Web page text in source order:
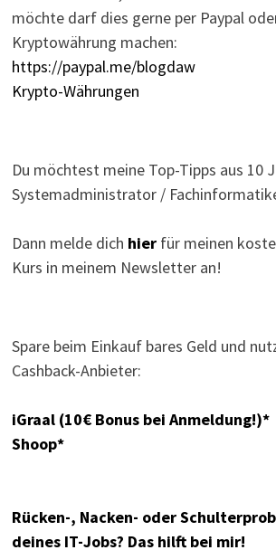
möchte darf dies gerne per Paypal
Kryptowährung machen:
https://paypal.me/blogdaw
Krypto-Währungen
Du möchtest meine Top-Tipps aus 10
Systemadministrator /
Dann melde dich hierfür meinen
Kurs in meinem Newsletter an!
Spare beim Einkauf bares Geld und
Cashback-Anbieter:
iGraal (10€ Bonus bei Anmeldung!)*
Shoop*
Rücken-, Nacken- oder
deines IT-Jobs? Das hilft bei mir!